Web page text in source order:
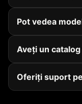
Pot vedea
Aveți un
Oferiți suport